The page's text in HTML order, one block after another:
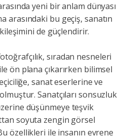
yeni bir anlam dünyası
arasındaki bu geçiş, sanatın
de güçlendirir.
sıradan nesneleri
ön plana çıkarırken bilimsel
sanat eserlerine ve
Sanatçıları sonsuzluk
düşünmeye teşvik
soyuta zengin görsel
özellikleri ile insanın evrene